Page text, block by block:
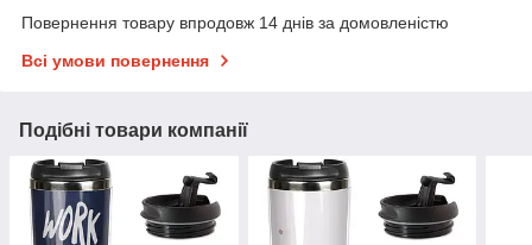
Повернення товару впродовж 14 днів за домовленістю
Всі умови повернення
Подібні товари компанії